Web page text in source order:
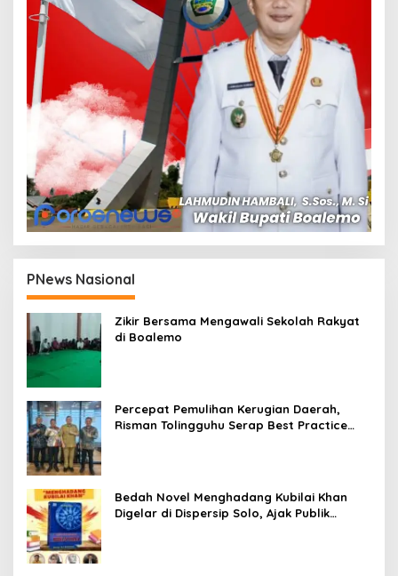
PNews Nasional
Zikir Bersama Mengawali Sekolah Rakyat
di Boalemo
Percepat Pemulihan Kerugian Daerah,
Risman Tolingguhu Serap Best Practice
Bedah Novel Menghadang Kubilai Khan
Digelar di Dispersip Solo, Ajak Publik